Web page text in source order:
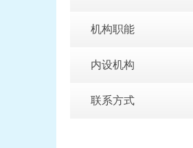
机构职能
内设机构
联系方式